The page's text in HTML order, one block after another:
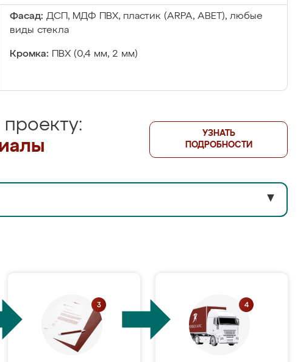
Фасад: ДСП, МДФ ПВХ, пластик (ARPA, ABET), любые
виды стекла
Кромка: ПВХ (0,4 мм, 2 мм)
УЗНАТЬ
ПОДРОБНОСТИ
▼